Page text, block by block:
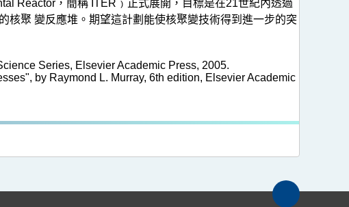
Reactor，簡稱 ITER﹚正式展開，目標是在21世紀內透過
核聚 變反應堆。期望這計劃能使核聚變技術得到進一步的突
Series, Elsevier Academic Press, 2005.
by Raymond L. Murray, 6th edition, Elsevier Academic